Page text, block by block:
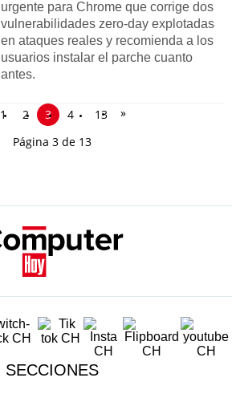
urgente para Chrome que corrige dos
vulnerabilidades zero-day explotadas
en ataques reales y recomienda a los
usuarios instalar el parche cuanto
antes.
1 2 3 4 13
»
Página 3 de 13
SECCIONES